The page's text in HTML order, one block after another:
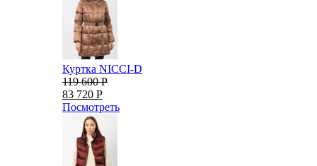
Куртка NICCI-D
119 600 Р
83 720 Р
Посмотреть